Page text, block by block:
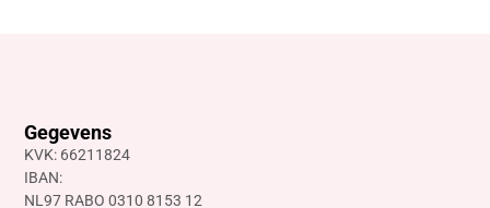
Gegevens
KVK: 66211824
IBAN:
NL97 RABO 0310 8153 12